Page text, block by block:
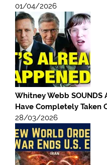
01/04/2026
Whitney Webb SOUNDS
Have Completely Taken
28/03/2026